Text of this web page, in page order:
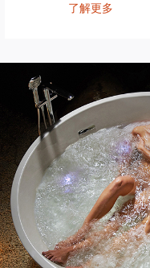
了解更多